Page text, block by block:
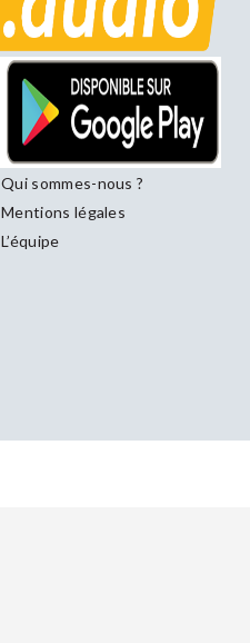
Qui sommes-nous ?
Mentions légales
L’équipe